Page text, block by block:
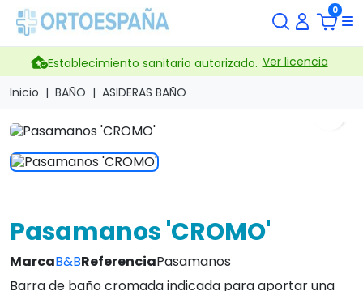
0
Establecimiento sanitario autorizado. Ver licencia
Inicio
BAÑO ASIDERAS BAÑO
Pasamanos 'CROMO'
MarcaB&BReferenciaPasamanos
Barra de baño cromada indicada para aportar una